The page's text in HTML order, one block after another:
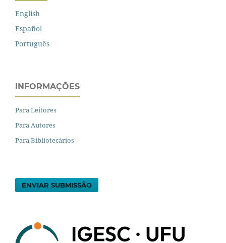
English
Español
Português
INFORMAÇÕES
Para Leitores
Para Autores
Para Bibliotecários
ENVIAR SUBMISSÃO